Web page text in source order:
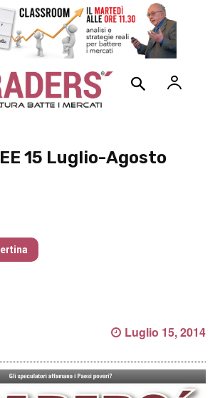
15 Luglio-Agosto
Luglio 15, 2014